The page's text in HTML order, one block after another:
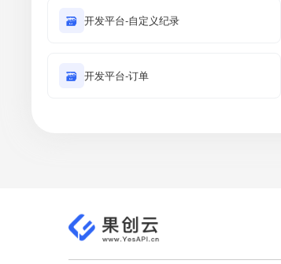
🗃 开发平台-自定义纪录
🗃 开发平台-订单